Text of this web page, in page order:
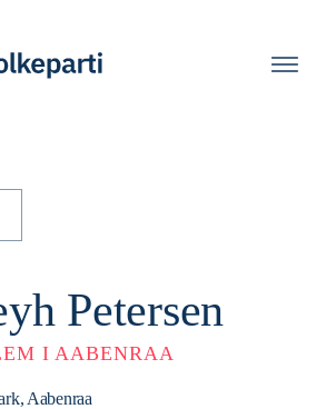
Petersen
I AABENRAA
Aabenraa